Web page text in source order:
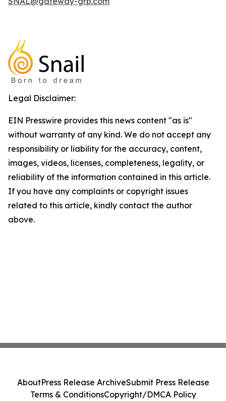
Legal Disclaimer:
EIN Presswire provides this news content "as is"
without warranty of any kind. We do not accept any
responsibility or liability for the accuracy, content,
images, videos, licenses, completeness, legality, or
reliability of the information contained in this article.
If you have any complaints or copyright issues
related to this article, kindly contact the author
above.
AboutPress Release ArchiveSubmit Press Release
Terms & ConditionsCopyright/DMCA Policy